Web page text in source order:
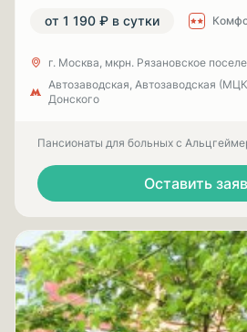
от 1 190 ₽ в сутки
г. Москва, мкрн. Рязановское
Автозаводская, Автозаводская
Донского
Пансионаты для больных с
Оставить